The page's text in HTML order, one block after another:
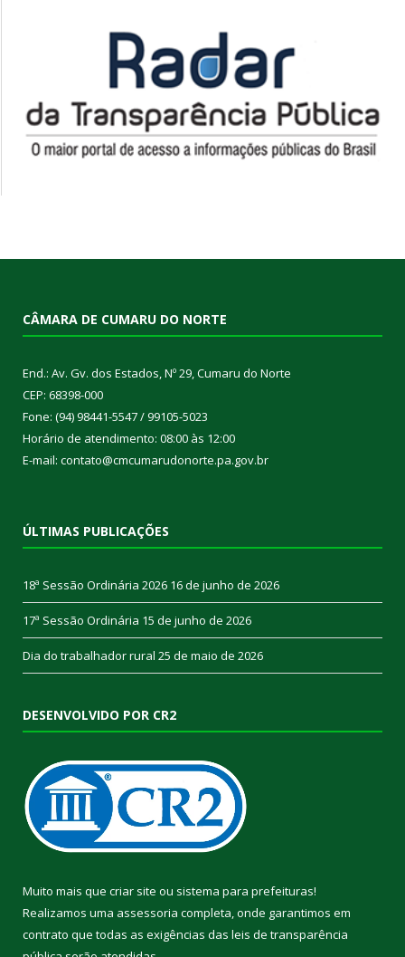
CÂMARA DE CUMARU DO NORTE
End.: Av. Gv. dos Estados, Nº 29, Cumaru do Norte
CEP: 68398-000
Fone: (94) 98441-5547 / 99105-5023
Horário de atendimento: 08:00 às 12:00
E-mail: contato@cmcumarudonorte.pa.gov.br
ÚLTIMAS PUBLICAÇÕES
18ª Sessão Ordinária 2026 16 de junho de 2026
17ª Sessão Ordinária 15 de junho de 2026
Dia do trabalhador rural 25 de maio de 2026
DESENVOLVIDO POR CR2
Muito mais que criar site ou sistema para prefeituras!
Realizamos uma assessoria completa, onde garantimos em
contrato que todas as exigências das leis de transparência